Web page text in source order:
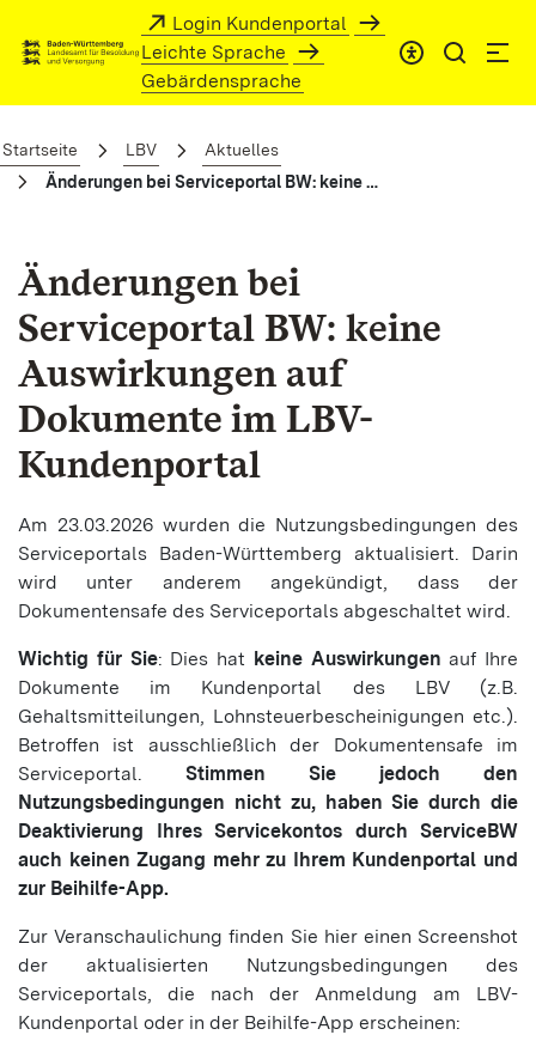
Zum Hauptinhalt springenLogin Kundenportal
Leichte Sprache
Gebärdensprache
Startseite LBV
Aktuelles
Änderungen bei Serviceportal BW: keine Auswirkungen auf Dokumente im LBV-Kundenportal
Änderungen bei
Serviceportal BW: keine
Auswirkungen auf
Dokumente im LBV-
Kundenportal
Am 23.03.2026 wurden die Nutzungsbedingungen des
Serviceportals Baden-Württemberg aktualisiert. Darin
wird unter anderem angekündigt, dass der
Dokumentensafe des Serviceportals abgeschaltet wird.
Wichtig für Sie: Dies hat keine Auswirkungen auf Ihre
Dokumente im Kundenportal des LBV (z.B.
Gehaltsmitteilungen, Lohnsteuerbescheinigungen etc.).
Betroffen ist ausschließlich der Dokumentensafe im
Serviceportal. Stimmen Sie jedoch den
Nutzungsbedingungen nicht zu, haben Sie durch die
Deaktivierung Ihres Servicekontos durch ServiceBW
auch keinen Zugang mehr zu Ihrem Kundenportal und
zur Beihilfe-App.
Zur Veranschaulichung finden Sie hier einen Screenshot
der aktualisierten Nutzungsbedingungen des
Serviceportals, die nach der Anmeldung am LBV-
Kundenportal oder in der Beihilfe-App erscheinen: